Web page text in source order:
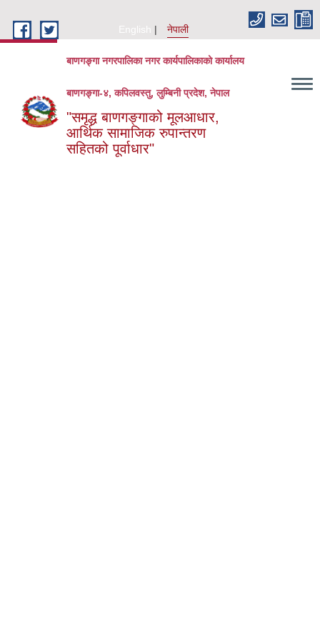
English
नेपाली
बाणगङ्गा नगरपालिका नगर कार्यपालिकाको कार्यालय
बाणगङ्गा-४, कपिलवस्तु, लुम्बिनी प्रदेश, नेपाल
"समृद्ध बाणगङ्गाको मूलआधार,
आर्थिक सामाजिक रुपान्तरण
सहितको पूर्वाधार"